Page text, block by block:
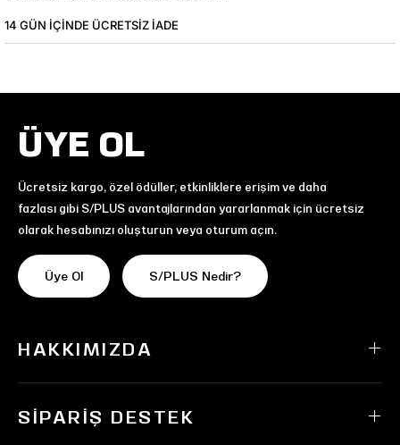
14 GÜN IÇINDE ÜCRETSIZ IADE
ÜYE OL
Ücretsiz kargo, özel ödüller, etkinliklere erişim ve daha
fazlası gibi S/PLUS avantajlarından yararlanmak için ücretsiz
olarak hesabınızı oluşturun veya oturum açın.
Üye Ol S/PLUS Nedir?
HAKKIMIZDA
SIPARIŞ DESTEK